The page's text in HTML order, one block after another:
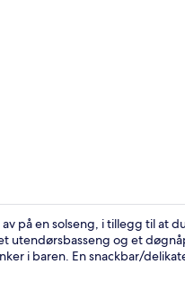
på en solseng, i tillegg til at
utendørsbasseng og et
i baren. En snackbar/